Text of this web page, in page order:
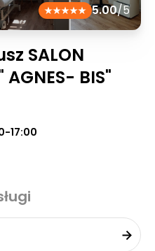
5.00/5
SALON
AGNES- BIS"
17:00